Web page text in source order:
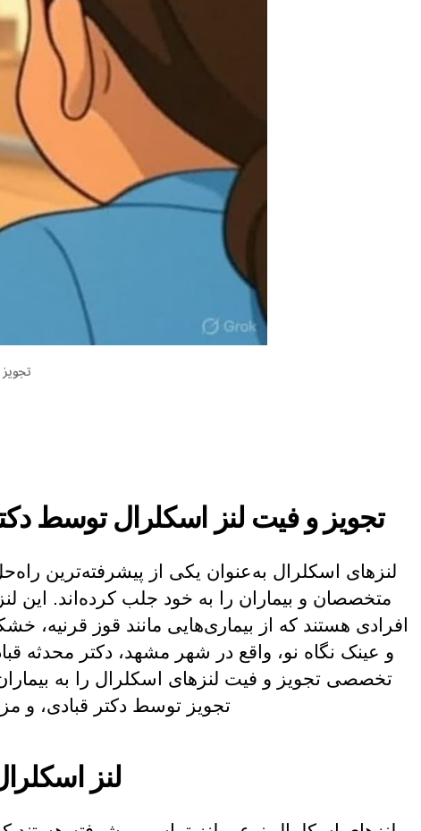
تجویز و فیت لنز اسکلرال توسط
لنزهای اسکلرال به‌عنوان یکی از پیشرفته‌ترین
متخصصان و بیماران را به خود جلب کرده‌اند. این
افرادی هستند که از بیماری‌هایی مانند قوز
و عینک نگاه نو، واقع در شهر مشهد، دکتر محدثه
تخصصی تجویز و فیت لنزهای اسکلرال را به
تجویز توسط دکتر قبادی، و
لنز